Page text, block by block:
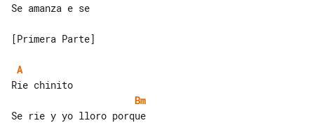
Se amanza e se
[Primera Parte]
A
Bm
Se rie y yo lloro porque